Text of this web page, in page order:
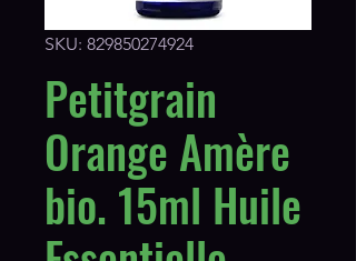
SKU: 829850274924
Petitgrain
Orange Amère
bio. 15ml Huile